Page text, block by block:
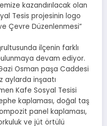
kazandırılacak olan
Tesis projesinin logo
Çevre Düzenlenmesi”
ilçenin farklı
devam ediyor.
Osman paşa Caddesi
aylarda inşaatı
Kafe Sosyal Tesisi
kaplaması, doğal taş
panel kaplaması,
ve jüt örtülü